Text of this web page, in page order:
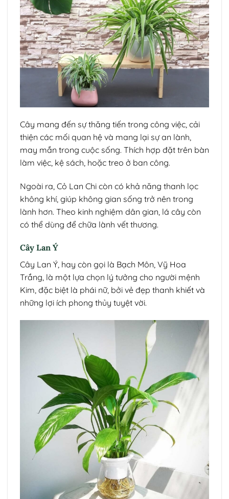
Cây mang đến sự thăng tiến trong công việc, cải
thiện các mối quan hệ và mang lại sự an lành,
may mắn trong cuộc sống. Thích hợp đặt trên bàn
làm việc, kệ sách, hoặc treo ở ban công.
Ngoài ra, Cỏ Lan Chi còn có khả năng thanh lọc
không khí, giúp không gian sống trở nên trong
lành hơn. Theo kinh nghiệm dân gian, lá cây còn
có thể dùng để chữa lành vết thương.
Cây Lan Ý
Cây Lan Ý, hay còn gọi là Bạch Môn, Vỹ Hoa
Trắng, là một lựa chọn lý tưởng cho người mệnh
Kim, đặc biệt là phái nữ, bởi vẻ đẹp thanh khiết và
những lợi ích phong thủy tuyệt vời.